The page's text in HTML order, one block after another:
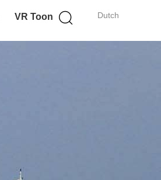
Dutch
VR Toon